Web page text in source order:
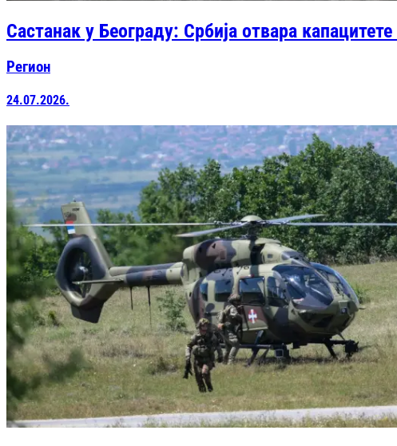
Састанак у Београду: Србија отвара
Регион
24.07.2026.